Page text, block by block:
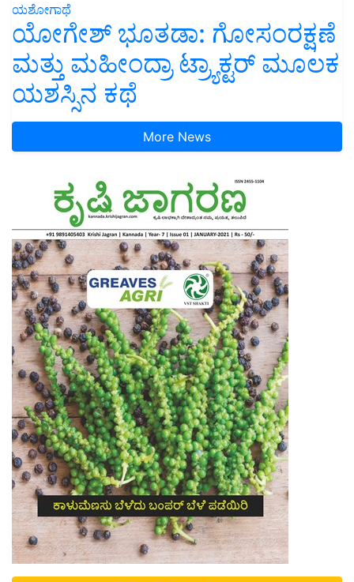
ಯಶೋಗಾಥೆ
ಯೋಗೇಶ್ ಭೂತಡಾ: ಗೋಸಂರಕ್ಷಣೆ
ಮತ್ತು ಮಹೀಂದ್ರಾ ಟ್ರ್ಯಾಕ್ಟರ್ ಮೂಲಕ
ಯಶಸ್ಸಿನ ಕಥೆ
More News